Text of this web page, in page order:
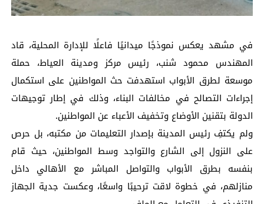
في مشهد يعكس نموذجًا ميدانيًا فاعلًا للإدارة المحلية، قاد
المهندس محمود شنب، رئيس مركز ومدينة العياط، حملة
موسعة لطرق الأبواب استهدفت حث المواطنين على استكمال
إجراءات التصالح في مخالفات البناء، وذلك في إطار توجيهات
الدولة بتقنين الأوضاع وتخفيف الأعباء عن المواطنين.
ولم يكتفِ رئيس المدينة بإصدار التعليمات من مكتبه، بل حرص
على النزول إلى الشارع والتواجد وسط المواطنين، حيث قام
بنفسه بطرق الأبواب والتواصل المباشر مع الأهالي داخل
منازلهم، في خطوة لاقت ترحيبًا واسعًا، وعكست جدية الجهاز